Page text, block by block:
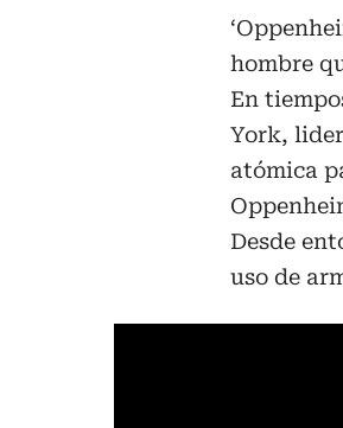
hombre
En
York,
atómica
Desde
uso de